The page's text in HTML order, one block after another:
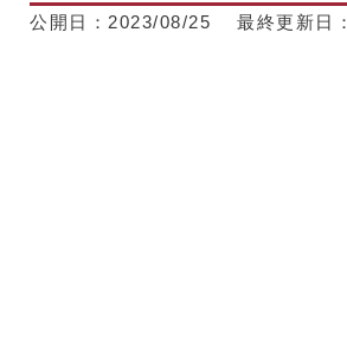
公開日： 2023/08/25 最終更新日：